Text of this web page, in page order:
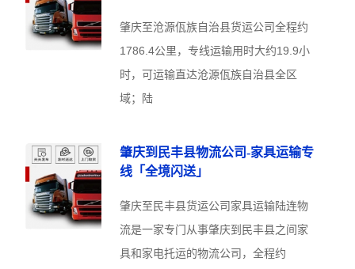
肇庆至沧源佤族自治县货运公司全程约
1786.4公里，专线运输用时大约19.9小
时，可运输直达沧源佤族自治县全区
域；陆
肇庆到民丰县物流公司-家具运输专
线「全境闪送」
肇庆至民丰县货运公司家具运输陆连物
流是一家专门从事肇庆到民丰县之间家
具和家电托运的物流公司，全程约